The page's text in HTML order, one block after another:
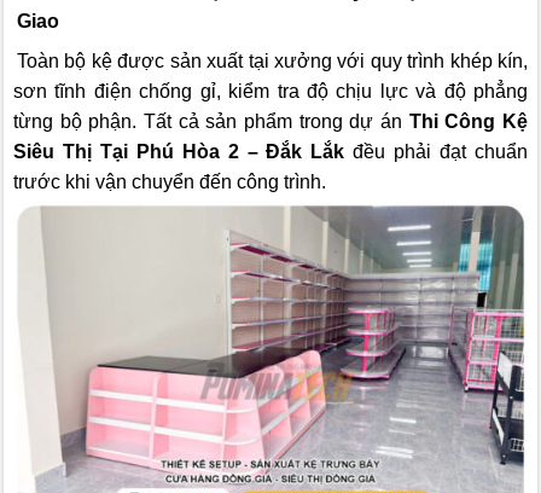
Giao
Toàn bộ kệ được sản xuất tại xưởng với quy trình khép kín,
sơn tĩnh điện chống gỉ, kiểm tra độ chịu lực và độ phẳng
từng bộ phận. Tất cả sản phẩm trong dự án Thi Công Kệ
Siêu Thị Tại Phú Hòa 2 – Đắk Lắk đều phải đạt chuẩn
trước khi vận chuyển đến công trình.